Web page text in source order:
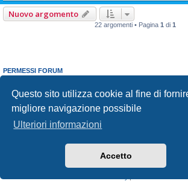
Questo sito utilizza cookie al fine di
migliore navigazione possibile
Ulteriori informazioni
Accetto
Nuovo argomento
22 argomenti • Pagina 1 di 1
PERMESSI FORUM
Non puoirispondere negli argomenti
Non puoimodificare i tuoi messaggi
Non puoicancellare i tuoi messaggi
Non puoi
inviare allegati
phpBB® Forum Software © phpBB
phpBB-Italia.it